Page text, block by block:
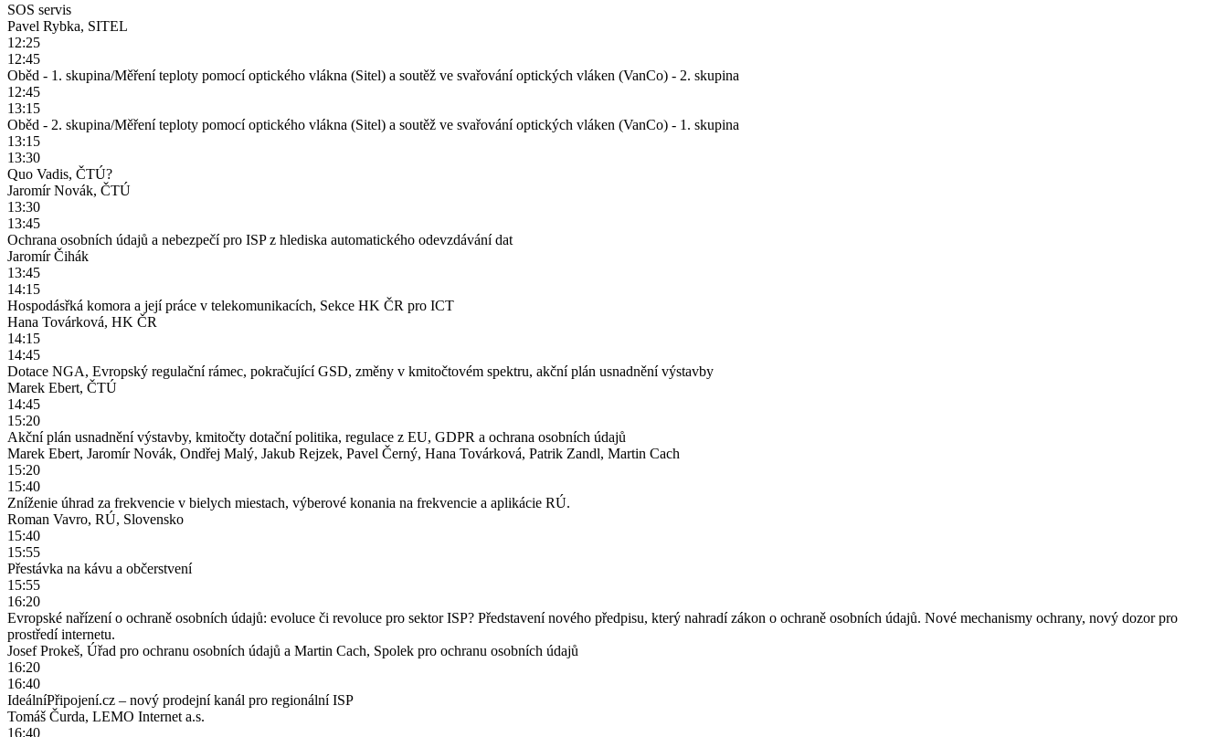
SOS servis
Pavel Rybka, SITEL
12:25
12:45
Oběd - 1. skupina/Měření teploty pomocí optického vlákna (Sitel) a soutěž ve svařování optických vláken (VanCo) - 2. skupina
12:45
13:15
Oběd - 2. skupina/Měření teploty pomocí optického vlákna (Sitel) a soutěž ve svařování optických vláken (VanCo) - 1. skupina
13:15
13:30
Quo Vadis, ČTÚ?
Jaromír Novák, ČTÚ
13:30
13:45
Ochrana osobních údajů a nebezpečí pro ISP z hlediska automatického odevzdávání dat
Jaromír Čihák
13:45
14:15
Hospodásřká komora a její práce v telekomunikacích, Sekce HK ČR pro ICT
Hana Továrková, HK ČR
14:15
14:45
Dotace NGA, Evropský regulační rámec, pokračující GSD, změny v kmitočtovém spektru, akční plán usnadnění výstavby
Marek Ebert, ČTÚ
14:45
15:20
Akční plán usnadnění výstavby, kmitočty dotační politika, regulace z EU, GDPR a ochrana osobních údajů
Marek Ebert, Jaromír Novák, Ondřej Malý, Jakub Rejzek, Pavel Černý, Hana Továrková, Patrik Zandl, Martin Cach
15:20
15:40
Zníženie úhrad za frekvencie v bielych miestach, výberové konania na frekvencie a aplikácie RÚ.
Roman Vavro, RÚ, Slovensko
15:40
15:55
Přestávka na kávu a občerstvení
15:55
16:20
Evropské nařízení o ochraně osobních údajů: evoluce či revoluce pro sektor ISP? Představení nového předpisu, který nahradí zákon o ochraně osobních údajů. Nové mechanismy ochrany, nový dozor pro
prostředí internetu.
Josef Prokeš, Úřad pro ochranu osobních údajů a Martin Cach, Spolek pro ochranu osobních údajů
16:20
16:40
IdeálníPřipojení.cz – nový prodejní kanál pro regionální ISP
Tomáš Čurda, LEMO Internet a.s.
16:40